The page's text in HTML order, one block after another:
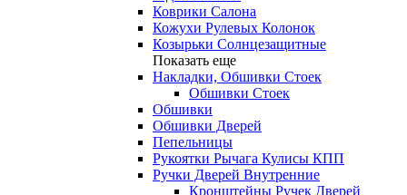
Коврики Салона
Кожухи Рулевых Колонок
Козырьки Солнцезащитные
Показать еще
Накладки, Обшивки Стоек
Обшивки Стоек
Обшивки
Обшивки Дверей
Пепельницы
Рукоятки Рычага Кулисы КПП
Ручки Дверей Внутренние
Кронштейны Ручек Дверей